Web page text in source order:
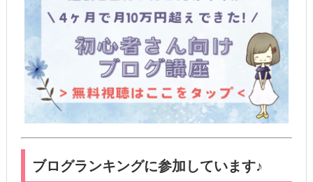
ブログランキングに参加しています♪